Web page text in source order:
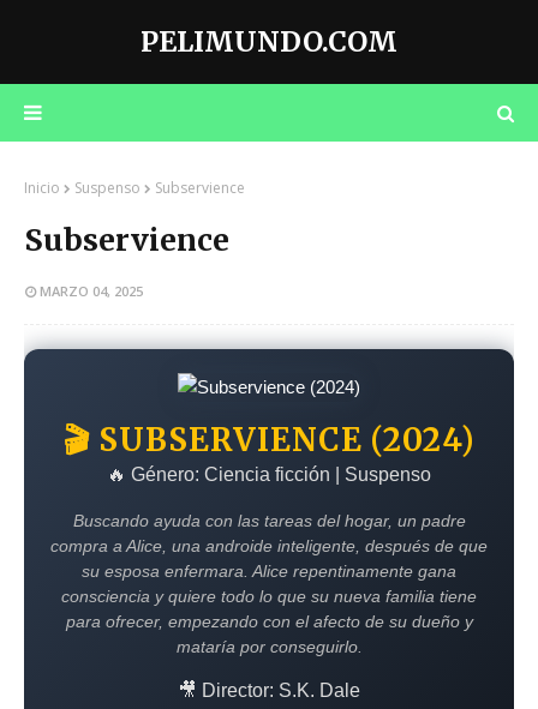
PELIMUNDO.COM
Inicio Suspenso Subservience
Subservience
MARZO 04, 2025
🎬 SUBSERVIENCE (2024)
🔥 Género: Ciencia ficción | Suspenso
Buscando ayuda con las tareas del hogar, un padre
compra a Alice, una androide inteligente, después de que
su esposa enfermara. Alice repentinamente gana
consciencia y quiere todo lo que su nueva familia tiene
para ofrecer, empezando con el afecto de su dueño y
mataría por conseguirlo.
🎥 Director: S.K. Dale